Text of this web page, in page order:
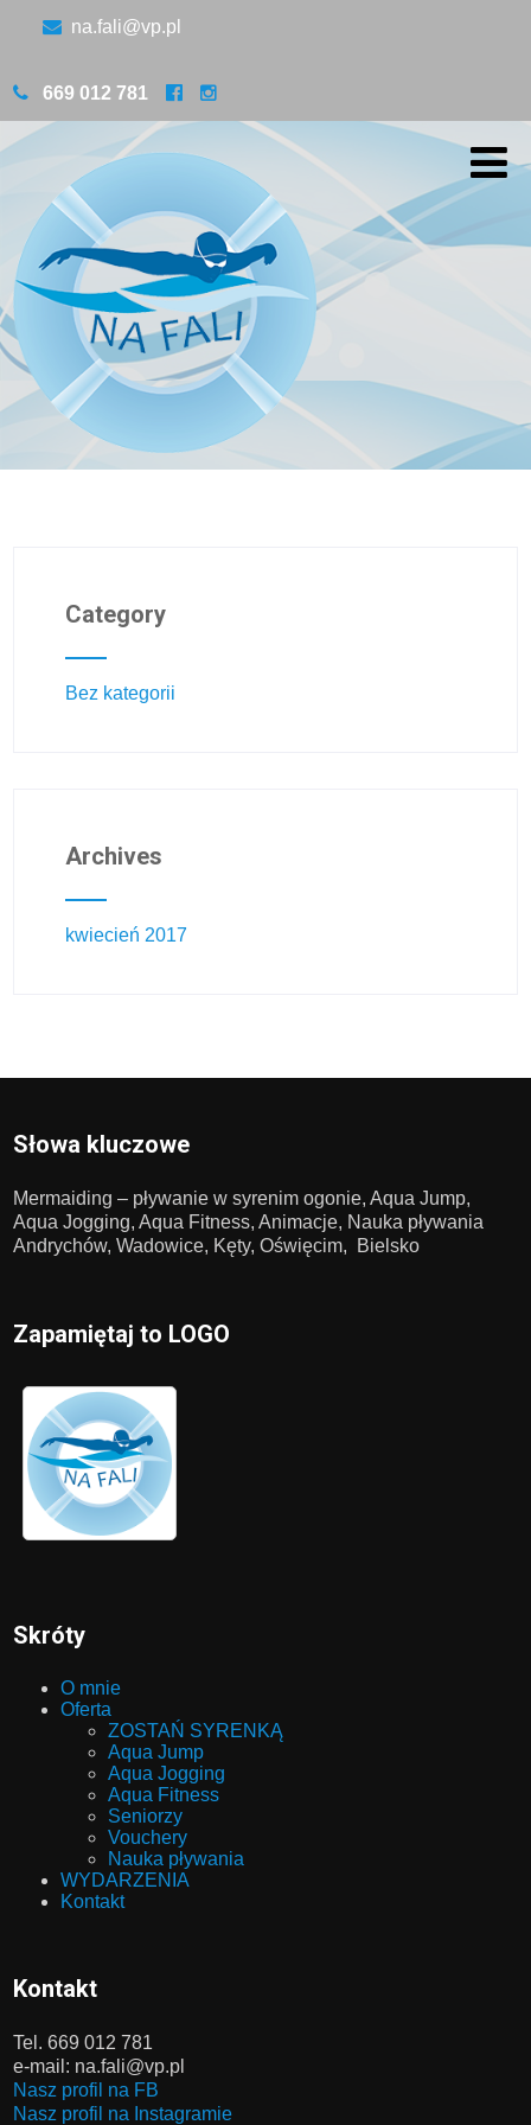
na.fali@vp.pl
669 012 781
Category
Bez kategorii
Archives
kwiecień 2017
Słowa kluczowe
Mermaiding – pływanie w syrenim ogonie, Aqua Jump,
Aqua Jogging, Aqua Fitness, Animacje, Nauka pływania
Andrychów, Wadowice, Kęty, Oświęcim, Bielsko
Zapamiętaj to LOGO
Skróty
O mnie
Oferta
ZOSTAŃ SYRENKĄ
Aqua Jump
Aqua Jogging
Aqua Fitness
Seniorzy
Vouchery
Nauka pływania
WYDARZENIA
Kontakt
Kontakt
Tel. 669 012 781
e-mail: na.fali@vp.pl
Nasz profil na FB
Nasz profil na Instagramie